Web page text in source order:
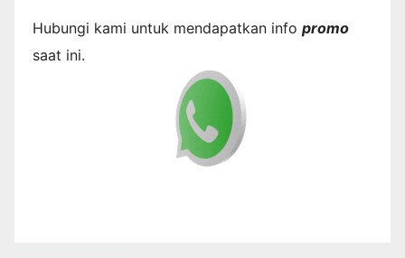
Hubungi kami untuk mendapatkan info promo
saat ini.